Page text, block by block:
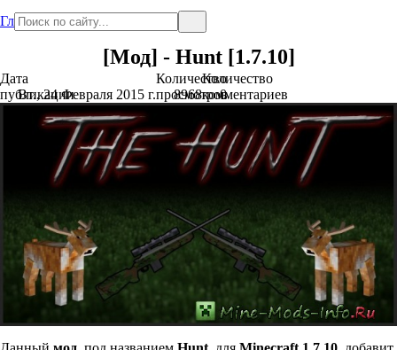
Главная
[Мод] - Hunt [1.7.10]
Дата
публикации
Вт., 24 Февраля 2015 г.
Количество
просмотров
8968
Количество
комментариев
0